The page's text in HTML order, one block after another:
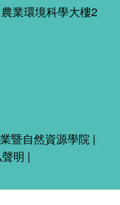
業環境科學大樓2
暨自然資源學院 |
明 |